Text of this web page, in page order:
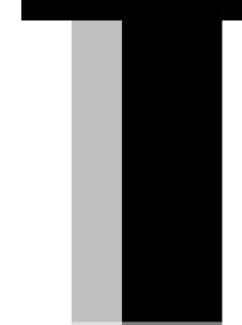
Ήρθε η ώρα να σπάσετε